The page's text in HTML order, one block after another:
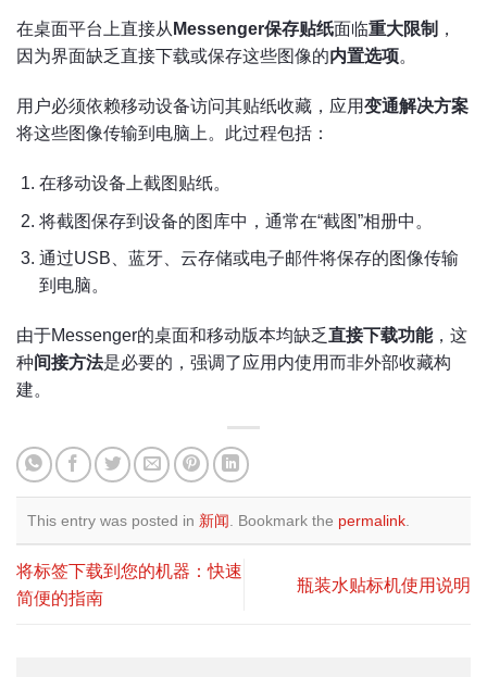
在桌面平台上直接从 Messenger保存贴纸面临重大限制 ，
因为界面缺乏直接下载或保存这些图像的内置选项。
用户必须依赖移动设备访问其贴纸收藏，应用变通解决方案
将这些图像传输到电脑上。此过程包括：
在移动设备上截图贴纸。
将截图保存到设备的图库中，通常在“截图”相册中。
通过USB、蓝牙、云存储或电子邮件将保存的图像传输
到电脑。
由于Messenger的桌面和移动版本均缺乏直接下载功能，这
种间接方法是必要的，强调了应用内使用而非外部收藏构
建。
This entry was posted in 新闻 . Bookmark the permalink
将标签下载到您的机器：快速
简便的指南
瓶装水贴标机使用说明